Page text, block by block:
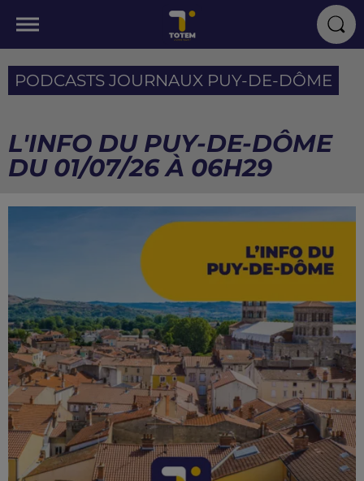
PODCASTS JOURNAUX PUY-DE-DÔME
L'INFO DU PUY-DE-DÔME
DU 01/07/26 À 06H29